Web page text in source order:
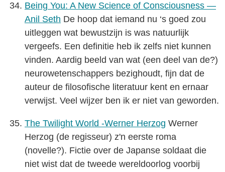
Being You: A New Science of Consciousness —
Anil Seth De hoop dat iemand nu ‘s goed zou
uitleggen wat bewustzijn is was natuurlijk
vergeefs. Een definitie heb ik zelfs niet kunnen
vinden. Aardig beeld van wat (een deel van de?)
neurowetenschappers bezighoudt, fijn dat de
auteur de filosofische literatuur kent en ernaar
verwijst. Veel wijzer ben ik er niet van geworden.
The Twilight World -Werner Herzog Werner
Herzog (de regisseur) z'n eerste roma
(novelle?). Fictie over de Japanse soldaat die
niet wist dat de tweede wereldoorlog voorbij